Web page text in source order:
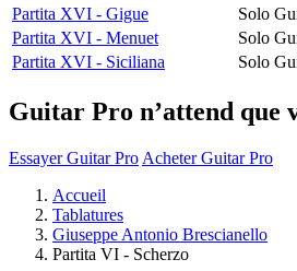
Partita XVI - Gigue
Solo
Partita XVI - Menuet
Solo
Partita XVI - Siciliana
Solo
Guitar Pro n’attend que
Essayer Guitar Pro Acheter Guitar Pro
Accueil
Tablatures
Giuseppe Antonio Brescianello
Partita VI - Scherzo